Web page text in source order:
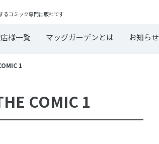
るコミック専門出版社です
様一覧 マッグガーデンとは お知らせ
1
COMIC 1